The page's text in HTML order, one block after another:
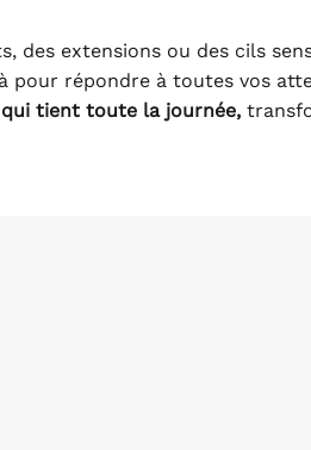
des extensions ou des cils
pour répondre à toutes vos
tient toute la journée,